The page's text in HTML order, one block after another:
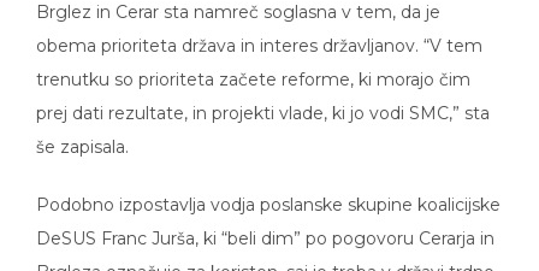
Brglez in Cerar sta namreč soglasna v tem, da je
obema prioriteta država in interes državljanov. “V tem
trenutku so prioriteta začete reforme, ki morajo čim
prej dati rezultate, in projekti vlade, ki jo vodi SMC,” sta
še zapisala.
Podobno izpostavlja vodja poslanske skupine koalicijske
DeSUS Franc Jurša, ki “beli dim” po pogovoru Cerarja in